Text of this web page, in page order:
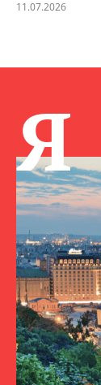
11.07.2026
Я